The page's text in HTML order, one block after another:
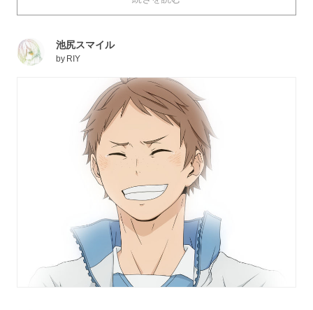
大きな影響を与えた及川徹率いる青葉城西高校や、全国
学園高校など、どのチームが全国に行ってもおかしくな
いくらいの強者がそろっています。
数々の熱戦を思い出しながらご覧ください！
池尻スマイル
by RIY